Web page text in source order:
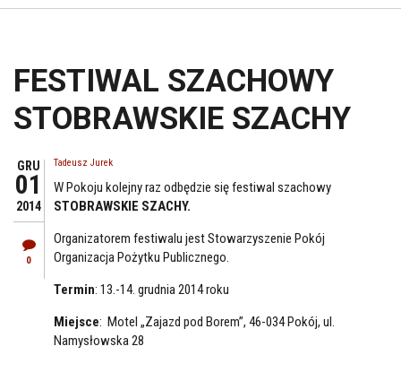
FESTIWAL SZACHOWY
STOBRAWSKIE SZACHY
GRU
01
2014
0
Tadeusz Jurek
W Pokoju kolejny raz odbędzie się festiwal szachowy
STOBRAWSKIE SZACHY.
Organizatorem festiwalu jest Stowarzyszenie Pokój
Organizacja Pożytku Publicznego.
Termin: 13.-14. grudnia 2014 roku
Miejsce: Motel „Zajazd pod Borem”, 46-034 Pokój, ul.
Namysłowska 28